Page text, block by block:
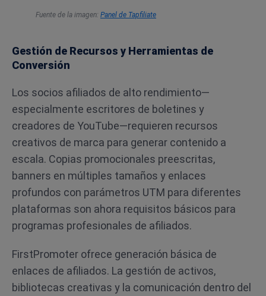
Fuente de la imagen: Panel de Tapfiliate
Gestión de Recursos y Herramientas de
Conversión
Los socios afiliados de alto rendimiento—
especialmente escritores de boletines y
creadores de YouTube—requieren recursos
creativos de marca para generar contenido a
escala. Copias promocionales preescritas,
banners en múltiples tamaños y enlaces
profundos con parámetros UTM para diferentes
plataformas son ahora requisitos básicos para
programas profesionales de afiliados.
FirstPromoter ofrece generación básica de
enlaces de afiliados. La gestión de activos,
bibliotecas creativas y la comunicación dentro del